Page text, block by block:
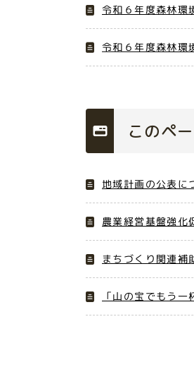
令和６年度森林環
令和６年度森林環
このペ
地域計画の公表に
農業経営基盤強化
まちづくり関連
「山の宝でもう